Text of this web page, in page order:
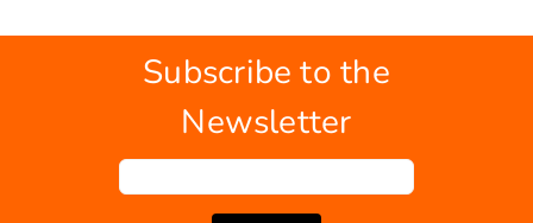
Subscribe to the
Newsletter